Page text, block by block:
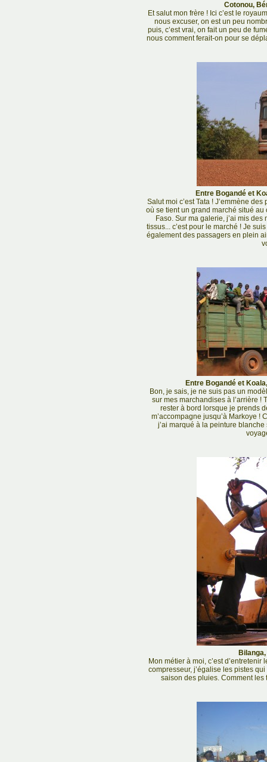
Cotonou,
Et salut mon frère ! Ici c’est le
nous excuser, on est un peu
puis, c’est vrai, on fait un peu de
nous comment ferait-on pour se
Entre Bogandé et
Salut moi c’est Tata ! J’emmène
où se tient un grand marché situé
Faso. Sur ma galerie, j’ai mis
tissus... c’est pour le marché ! Je
également des passagers en plein
Entre Bogandé et
Bon, je sais, je ne suis pas un
sur mes marchandises à l’arrière !
rester à bord lorsque je prends
m’accompagne jusqu’à Markoye !
j’ai marqué à la peinture
Mon métier à moi, c’est
compresseur, j’égalise les pistes
saison des pluies. Comment